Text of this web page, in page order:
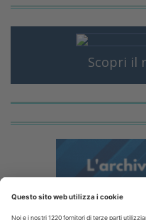
Scopri il